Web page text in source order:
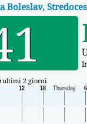
Boleslav,
ultimi 2 giorni